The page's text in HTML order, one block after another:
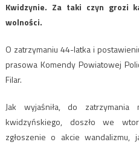
Kwidzynie. Za taki czyn grozi
wolności.
O zatrzymaniu 44-latka i
prasowa Komendy Powiatowej
Filar.
Jak wyjaśniła, do zatrzymania
kwidzyńskiego, doszło we
zgłoszenie o akcie wandalizmu,